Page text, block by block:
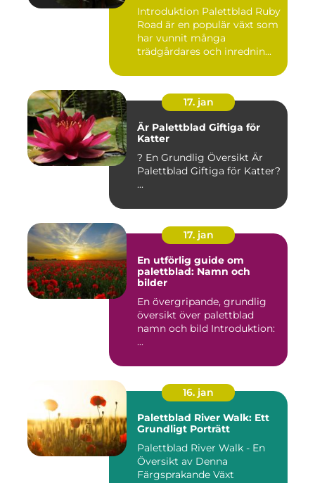
Introduktion Palettblad Ruby
Road är en populär växt som
har vunnit många
trädgårdares och inrednin...
17. jan
Är Palettblad Giftiga för
Katter
? En Grundlig Översikt Är
Palettblad Giftiga för Katter?
...
17. jan
En utförlig guide om
palettblad: Namn och
bilder
En övergripande, grundlig
översikt över palettblad
namn och bild Introduktion:
...
16. jan
Palettblad River Walk: Ett
Grundligt Porträtt
Palettblad River Walk - En
Översikt av Denna
Färgsprakande Växt